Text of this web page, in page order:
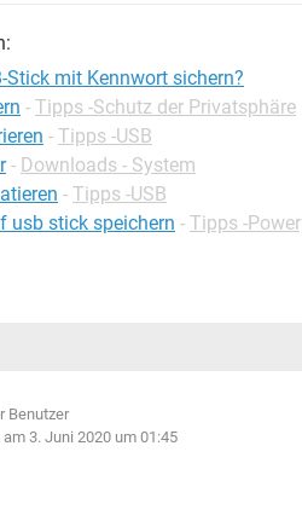
Stick mit Kennwort sichern?
- Tipps -Schutz der Privatsphäre
- Tipps -USB
- Downloads - System
- Tipps -USB
usb stick speichern - Tipps -
Benutzer
3. Juni 2020 um 01:45